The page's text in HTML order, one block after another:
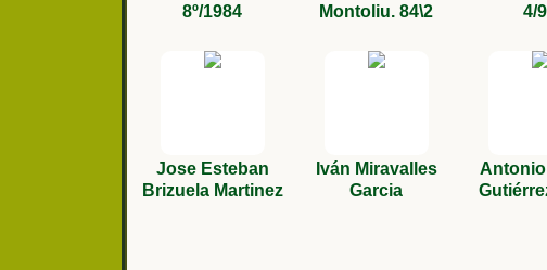
8º/1984
Montoliu. 84\2
4/
Jose Esteban
Brizuela Martinez
Iván Miravalles
Garcia